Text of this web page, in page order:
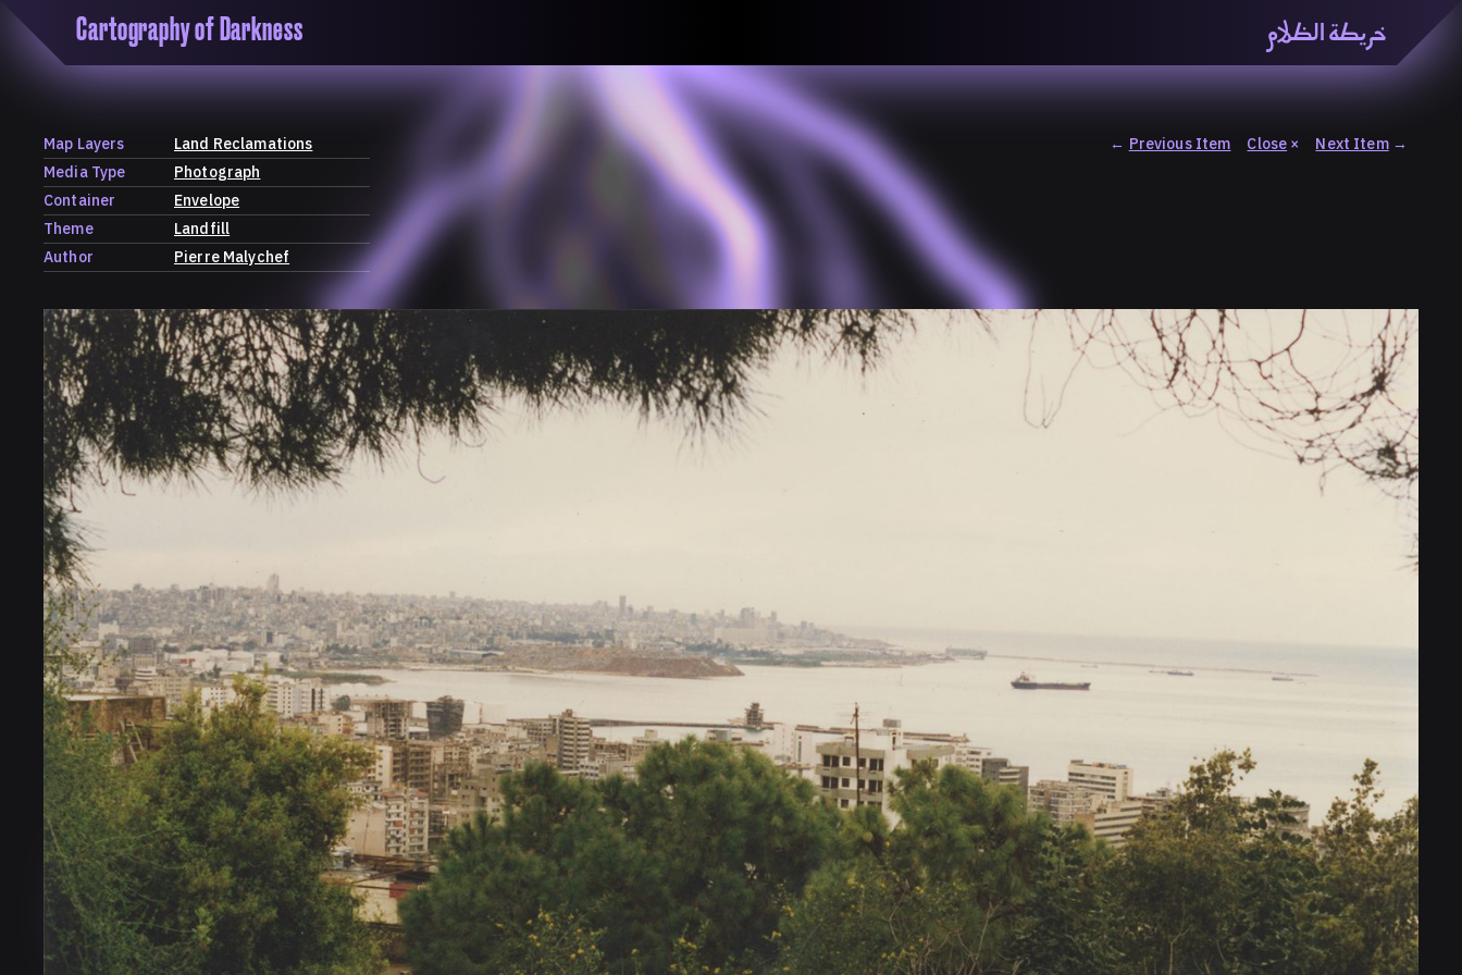
Cartography of Darkness خريطة الظلام
'Cartogrophy of Darkness' is a transclusive, collective
research platform dedicated to exploring universalisms and
ridden age. The platform is comprised of a triad of spaces: a
map, a repository and a periodical.
ماهيتنا
الخريطة
Periodical
السلسة
Repository
الحاوية
Contributors
المساهمين
Colophon
«خريطة الظّلام» هي منصّة بحثيّة تشاركيّة تستقصي مفاهيم العالميّة
Map Layers
Land Reclamations
Media Type
Photograph
Container
Envelope
Theme
Landfill
Author
Pierre Malychef
← Previous Item Close × Next Item→